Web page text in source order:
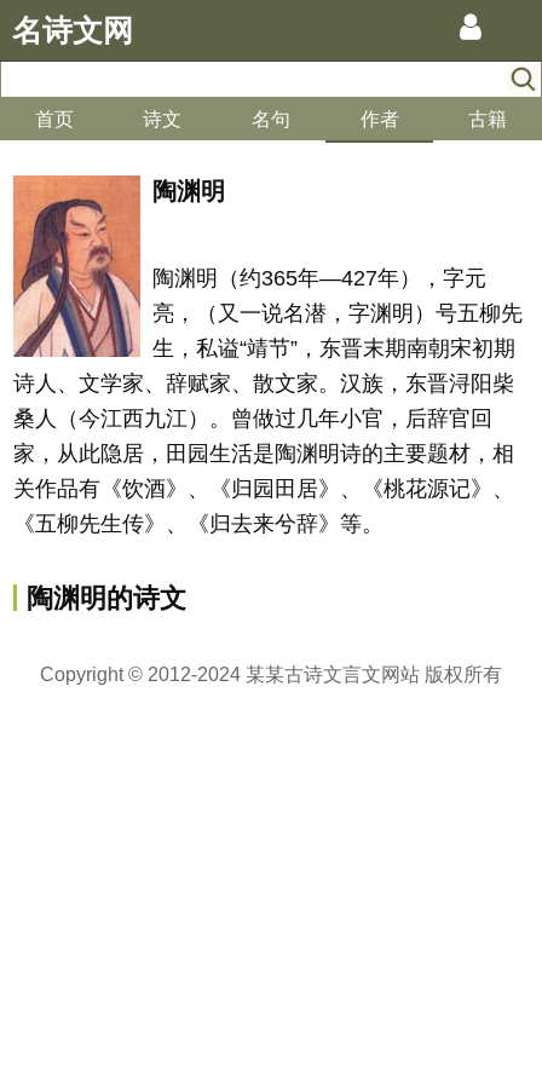
名诗文网
首页 诗文 名句 作者 古籍
陶渊明
陶渊明（约365年—427年），字元
亮，（又一说名潜，字渊明）号五柳先
生，私谥“靖节”，东晋末期南朝宋初期
诗人、文学家、辞赋家、散文家。汉族，东晋浔阳柴
桑人（今江西九江）。曾做过几年小官，后辞官回
家，从此隐居，田园生活是陶渊明诗的主要题材，相
关作品有《饮酒》、《归园田居》、《桃花源记》、
《五柳先生传》、《归去来兮辞》等。
陶渊明的诗文
Copyright © 2012-2024 某某古诗文言文网站 版权所有